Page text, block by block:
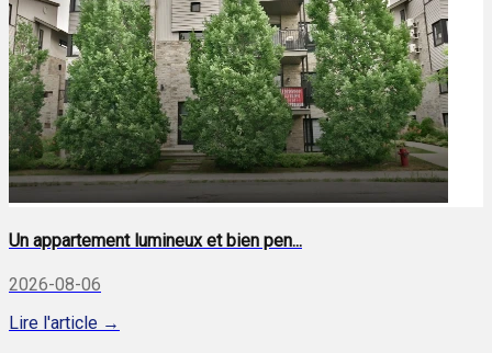
Un appartement lumineux et bien pen...
2026-08-06
Lire l'article →